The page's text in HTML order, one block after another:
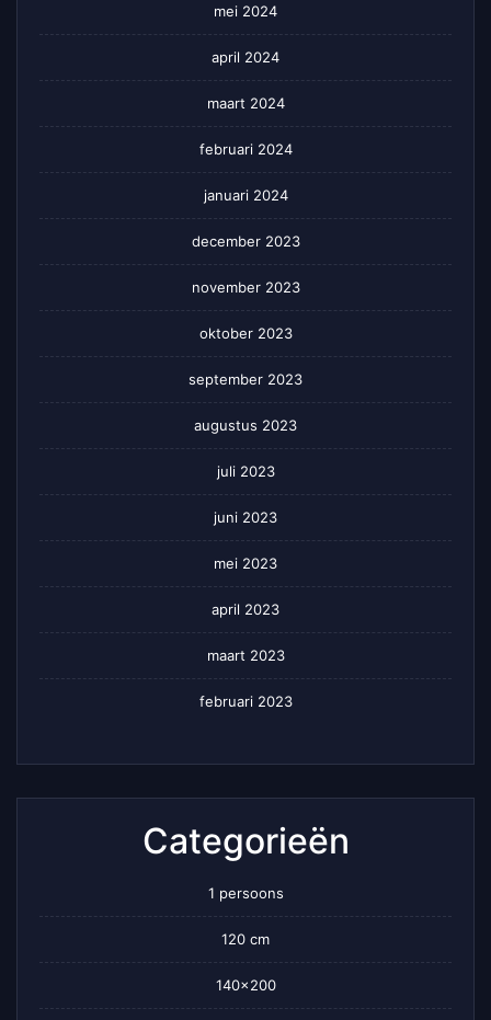
mei 2024
april 2024
maart 2024
februari 2024
januari 2024
december 2023
november 2023
oktober 2023
september 2023
augustus 2023
juli 2023
juni 2023
mei 2023
april 2023
maart 2023
februari 2023
Categorieën
1 persoons
120 cm
140×200